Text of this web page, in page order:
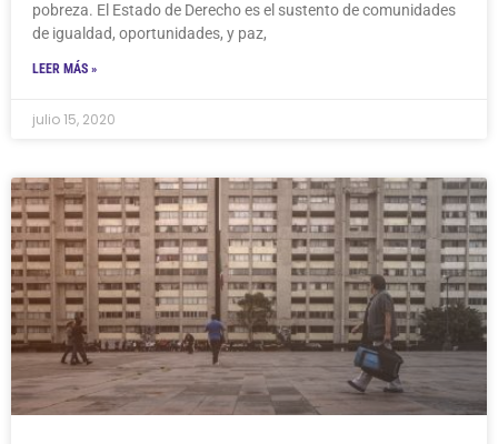
pobreza. El Estado de Derecho es el sustento de comunidades
de igualdad, oportunidades, y paz,
LEER MÁS »
julio 15, 2020